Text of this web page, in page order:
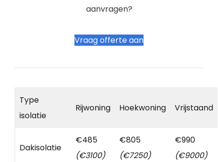
aanvragen?
Vraag offerte aan
Type
isolatie
Rijwoning Hoekwoning Vrijstaand
Dakisolatie
€485
(€3100)
€805
(€7250)
€990
(€9000)